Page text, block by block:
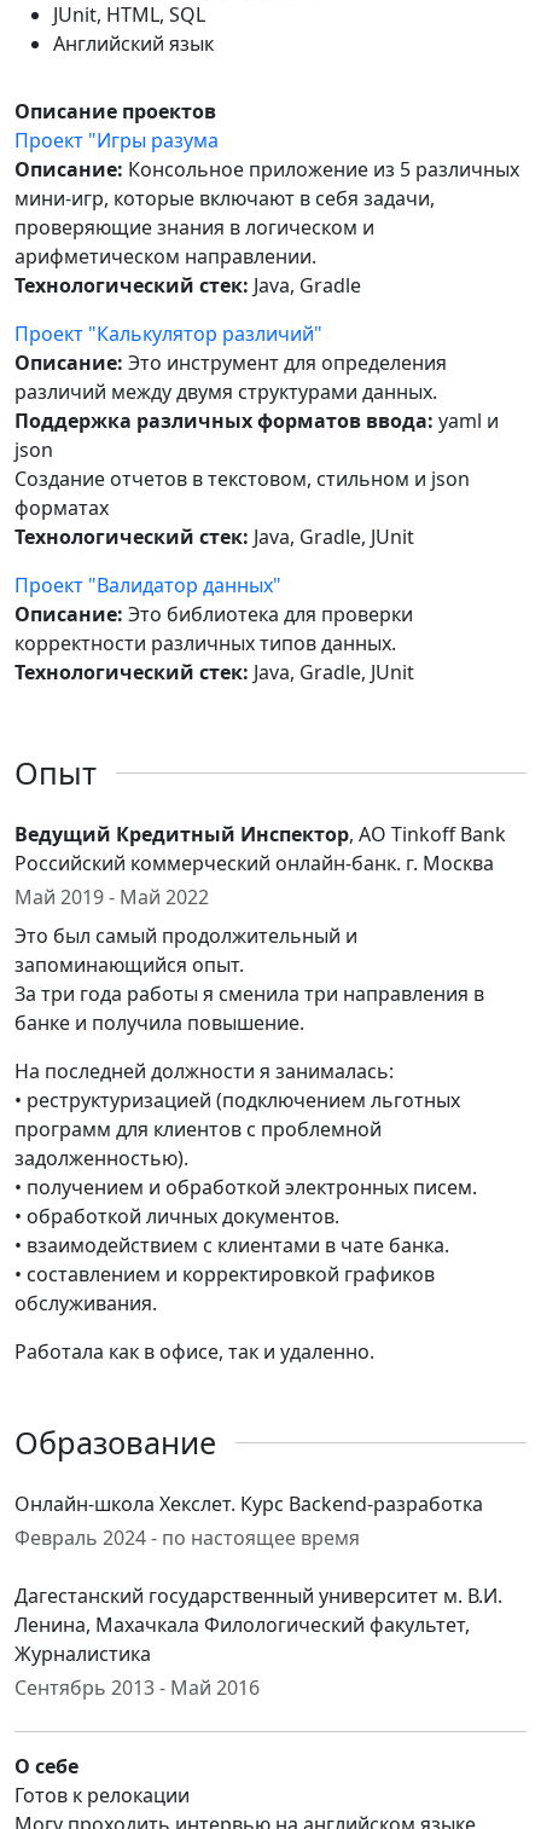
JUnit, HTML, SQL
Английский язык
Описание проектов
Проект "Игры разума
Описание: Консольное приложение из 5 различных
мини-игр, которые включают в себя задачи,
проверяющие знания в логическом и
арифметическом направлении.
Технологический стек: Java, Gradle
Проект "Калькулятор различий"
Описание: Это инструмент для определения
различий между двумя структурами данных.
Поддержка различных форматов ввода: yaml и
json
Создание отчетов в текстовом, стильном и json
форматах
Технологический стек: Java, Gradle, JUnit
Проект "Валидатор данных"
Описание: Это библиотека для проверки
корректности различных типов данных.
Технологический стек: Java, Gradle, JUnit
Опыт
Ведущий Кредитный Инспектор, AO Tinkoff Bank
Российский коммерческий онлайн-банк. г. Москва
Май 2019 - Май 2022
Это был самый продолжительный и
запоминающийся опыт.
За три года работы я сменила три направления в
банке и получила повышение.
На последней должности я занималась:
• реструктуризацией (подключением льготных
программ для клиентов с проблемной
задолженностью).
• получением и обработкой электронных писем.
• обработкой личных документов.
• взаимодействием с клиентами в чате банка.
• составлением и корректировкой графиков
обслуживания.
Работала как в офисе, так и удаленно.
Образование
Онлайн-школа Хекслет. Курс Backend-разработка
Февраль 2024 - по настоящее время
Дагестанский государственный университет м. В.И.
Ленина, Махачкала Филологический факультет,
Журналистика
Сентябрь 2013 - Май 2016
О себе
Готов к релокации